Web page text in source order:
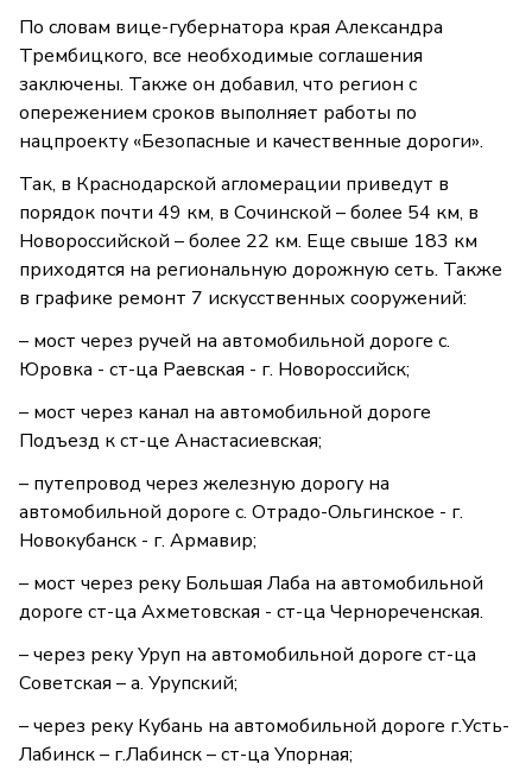
По словам вице-губернатора края Александра
Трембицкого, все необходимые соглашения
заключены. Также он добавил, что регион с
опережением сроков выполняет работы по
нацпроекту «Безопасные и качественные дороги».
Так, в Краснодарской агломерации приведут в
порядок почти 49 км, в Сочинской – более 54 км, в
Новороссийской – более 22 км. Еще свыше 183 км
приходятся на региональную дорожную сеть. Также
в графике ремонт 7 искусственных сооружений:
– мост через ручей на автомобильной дороге с.
Юровка - ст-ца Раевская - г. Новороссийск;
– мост через канал на автомобильной дороге
Подъезд к ст-це Анастасиевская;
– путепровод через железную дорогу на
автомобильной дороге с. Отрадо-Ольгинское - г.
Новокубанск - г. Армавир;
– мост через реку Большая Лаба на автомобильной
дороге ст-ца Ахметовская - ст-ца Чернореченская.
– через реку Уруп на автомобильной дороге ст-ца
Советская – а. Урупский;
– через реку Кубань на автомобильной дороге г.Усть-
Лабинск – г.Лабинск – ст-ца Упорная;